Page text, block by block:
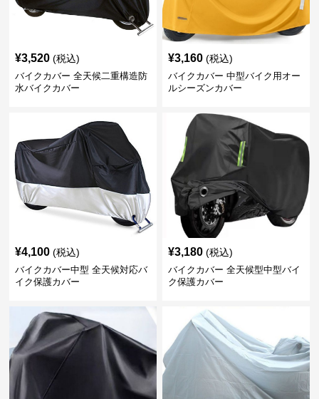
¥3,520 (税込)
バイクカバー 全天候二重構造防
水バイクカバー
¥3,160 (税込)
バイクカバー 中型バイク用オー
ルシーズンカバー
¥4,100 (税込)
バイクカバー中型 全天候対応バ
イク保護カバー
¥3,180 (税込)
バイクカバー 全天候型中型バイ
ク保護カバー